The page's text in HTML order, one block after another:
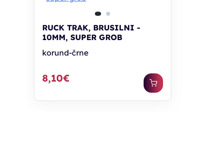
RUCK TRAK, BRUSILNI -
10MM, SUPER GROB
korund-črne
8,10€